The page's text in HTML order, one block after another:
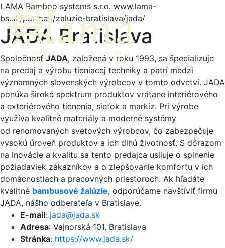
LAMA Bamboo systems s.r.o. www.lama-
bs.sk/partneri/zaluzie-bratislava/jada/
JADA Bratislava
SpoločnosťJADA, založená v roku 1993, sa špecializuje
na predaj a výrobu tieniacej techniky a patrí medzi
významných slovenských výrobcov v tomto odvetví. JADA
ponúka široké spektrum produktov vrátane interiérového
a exteriérového tienenia, sieťok a markíz. Pri výrobe
využíva kvalitné materiály a moderné systémy
od renomovaných svetových výrobcov, čo zabezpečuje
vysokú úroveň produktov a ich dlhú životnosť. S dôrazom
na inovácie a kvalitu sa tento predajca usiluje o splnenie
požiadaviek zákazníkov a o zlepšovanie komfortu v ich
domácnostiach a pracovných priestoroch. Ak hľadáte
kvalitné bambusové žalúzie, odporúčame navštíviť firmu
JADA, nášho odberateľa v Bratislave.
E-mail: jada@jada.sk
Adresa: Vajnorská 101, Bratislava
Stránka: https://www.jada.sk/